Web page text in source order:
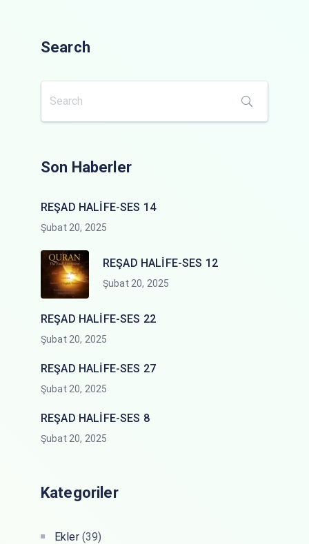
Search
Son Haberler
REŞAD HALİFE-SES 14
Şubat 20, 2025
REŞAD HALİFE-SES 12
Şubat 20, 2025
REŞAD HALİFE-SES 22
Şubat 20, 2025
REŞAD HALİFE-SES 27
Şubat 20, 2025
REŞAD HALİFE-SES 8
Şubat 20, 2025
Kategoriler
Ekler(39)